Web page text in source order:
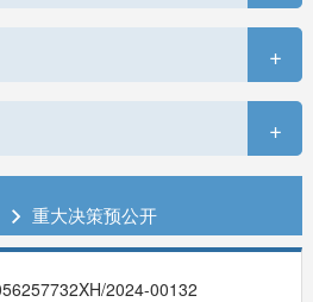
+
+
 重大决策预公开
2024-00132